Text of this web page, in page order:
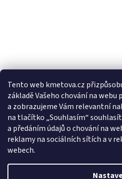
Tento web kmetova.cz
základě Vašeho chování na
a zobrazujeme Vám relevantní
na tlačítko „Souhlasím“
a předáním údajů o chování na
reklamy na sociálních sítích a v
webech.
Sledovat na Instagramu
Facebooková